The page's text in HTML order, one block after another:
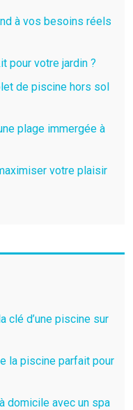
à vos besoins réels
pour votre jardin ?
de piscine hors sol
plage immergée à
votre plaisir
clé d’une piscine sur
la piscine parfait pour
domicile avec un spa